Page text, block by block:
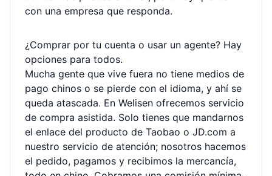
con una empresa que responda.
¿Comprar por tu cuenta o usar un agente? Hay
opciones para todos.
Mucha gente que vive fuera no tiene medios de
pago chinos o se pierde con el idioma, y ahí se
queda atascada. En Welisen ofrecemos servicio
de compra asistida. Solo tienes que mandarnos
el enlace del producto de Taobao o JD.com a
nuestro servicio de atención; nosotros hacemos
el pedido, pagamos y recibimos la mercancía,